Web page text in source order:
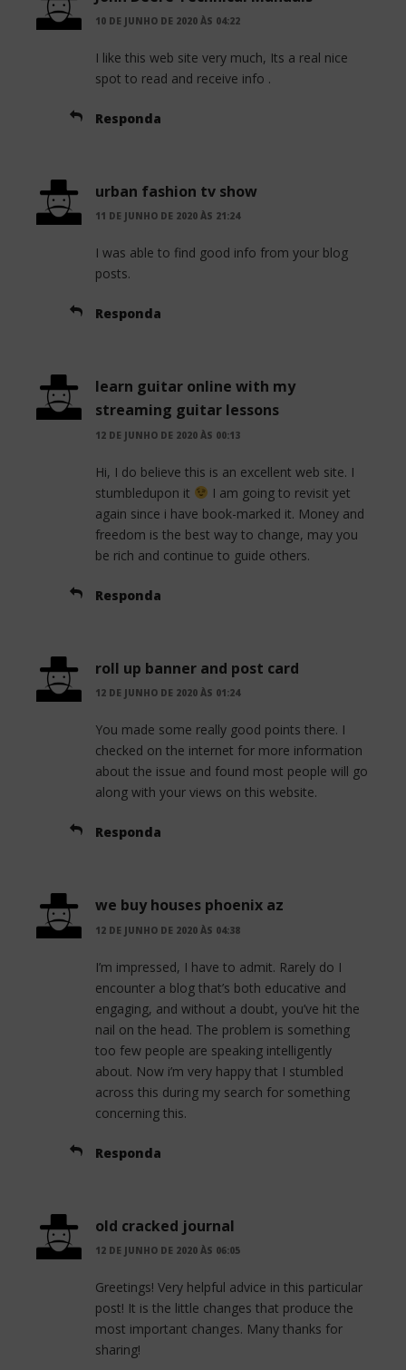
10 DE JUNHO DE 2020 ÀS 04:22
I like this web site very much, Its a real nice
spot to read and receive info .
Responda
urban fashion tv show
11 DE JUNHO DE 2020 ÀS 21:24
I was able to find good info from your blog
posts.
Responda
learn guitar online with my
streaming guitar lessons
12 DE JUNHO DE 2020 ÀS 00:13
Hi, I do believe this is an excellent web site. I
stumbledupon it
I am going to revisit yet
again since i have book-marked it. Money and
freedom is the best way to change, may you
be rich and continue to guide others.
Responda
roll up banner and post card
12 DE JUNHO DE 2020 ÀS 01:24
You made some really good points there. I
checked on the internet for more information
about the issue and found most people will go
along with your views on this website.
Responda
we buy houses phoenix az
12 DE JUNHO DE 2020 ÀS 04:38
I’m impressed, I have to admit. Rarely do I
encounter a blog that’s both educative and
engaging, and without a doubt, you’ve hit the
nail on the head. The problem is something
too few people are speaking intelligently
about. Now i’m very happy that I stumbled
across this during my search for something
concerning this.
Responda
old cracked journal
12 DE JUNHO DE 2020 ÀS 06:05
Greetings! Very helpful advice in this particular
post! It is the little changes that produce the
most important changes. Many thanks for
sharing!